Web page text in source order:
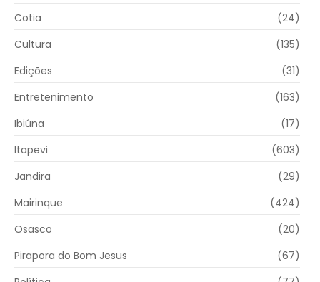
Cotia
(24)
Cultura
(135)
Edições
(31)
Entretenimento
(163)
Ibiúna
(17)
Itapevi
(603)
Jandira
(29)
Mairinque
(424)
Osasco
(20)
Pirapora do Bom Jesus
(67)